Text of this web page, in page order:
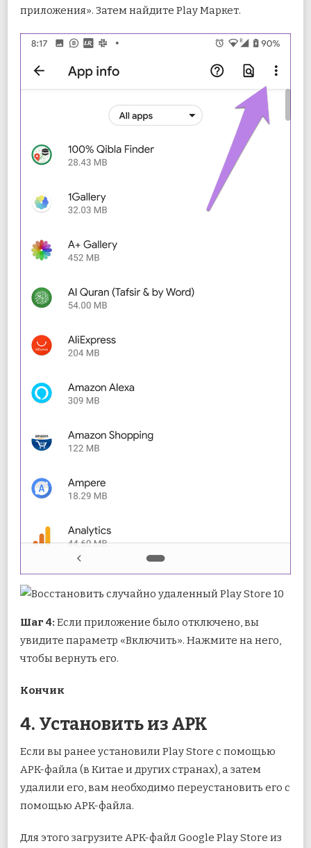
приложения». Затем найдите Play Маркет.
Шаг 4: Если приложение было отключено, вы
увидите параметр «Включить». Нажмите на него,
чтобы вернуть его.
Кончик
4. Установить из APK
Если вы ранее установили Play Store с помощью
APK-файла (в Китае и других странах), а затем
удалили его, вам необходимо переустановить его с
помощью APK-файла.
Для этого загрузите APK-файл Google Play Store из